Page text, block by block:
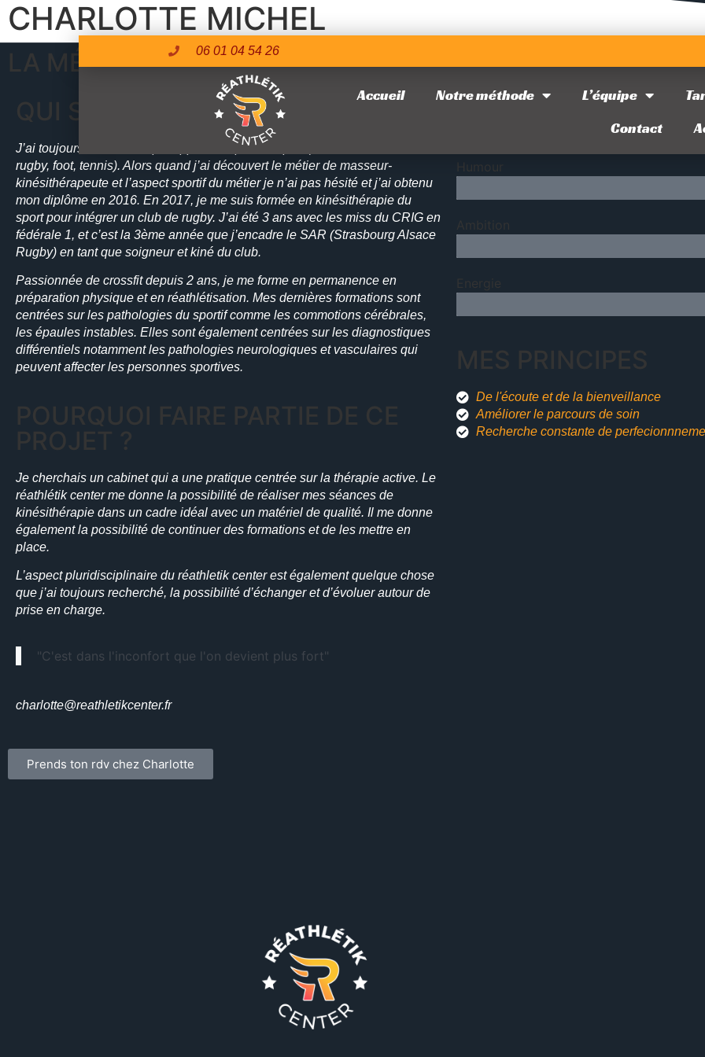
06 01 04 54 26
Accueil Notre méthode L’équipe
Contact
CHARLOTTE MICHEL
LA MÉTHODE MICHEL
QUI SUIS-JE ?
J’ai toujours eu beaucoup d’appétence pour le sport (crossfit, badminton,
rugby, foot, tennis). Alors quand j’ai découvert le métier de masseur-
kinésithérapeute et l’aspect sportif du métier je n’ai pas hésité et j’ai obtenu
mon diplôme en 2016. En 2017, je me suis formée en kinésithérapie du
sport pour intégrer un club de rugby. J’ai été 3 ans avec les miss du CRIG en
fédérale 1, et c’est la 3ème année que j’encadre le SAR (Strasbourg Alsace
Rugby) en tant que soigneur et kiné du club.
Passionnée de crossfit depuis 2 ans, je me forme en permanence en
préparation physique et en réathlétisation. Mes dernières formations sont
centrées sur les pathologies du sportif comme les commotions cérébrales,
les épaules instables. Elles sont également centrées sur les diagnostiques
différentiels notamment les pathologies neurologiques et vasculaires qui
peuvent affecter les personnes sportives.
POURQUOI FAIRE PARTIE DE CE
PROJET ?
Je cherchais un cabinet qui a une pratique centrée sur la thérapie active. Le
réathlétik center me donne la possibilité de réaliser mes séances de
kinésithérapie dans un cadre idéal avec un matériel de qualité. Il me donne
également la possibilité de continuer des formations et de les mettre en
place.
L’aspect pluridisciplinaire du réathletik center est également quelque chose
que j’ai toujours recherché, la possibilité d’échanger et d’évoluer autour de
prise en charge.
"C'est dans l'inconfort que l'on devient plus fort"
charlotte@reathletikcenter.fr
Humour
Ambition
Energie
MES PRINCIPES
De l'écoute et de la bienveillance
Améliorer le parcours de soin
Recherche constante de
Prends ton rdv chez Charlotte